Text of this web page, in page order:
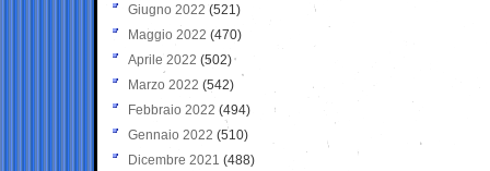
Giugno 2022 (521)
Maggio 2022 (470)
Aprile 2022 (502)
Marzo 2022 (542)
Febbraio 2022 (494)
Gennaio 2022 (510)
Dicembre 2021 (488)